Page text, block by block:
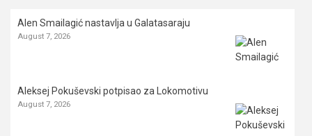
Alen Smailagić nastavlja u Galatasaraju
August 7, 2026
Aleksej Pokuševski potpisao za Lokomotivu
August 7, 2026